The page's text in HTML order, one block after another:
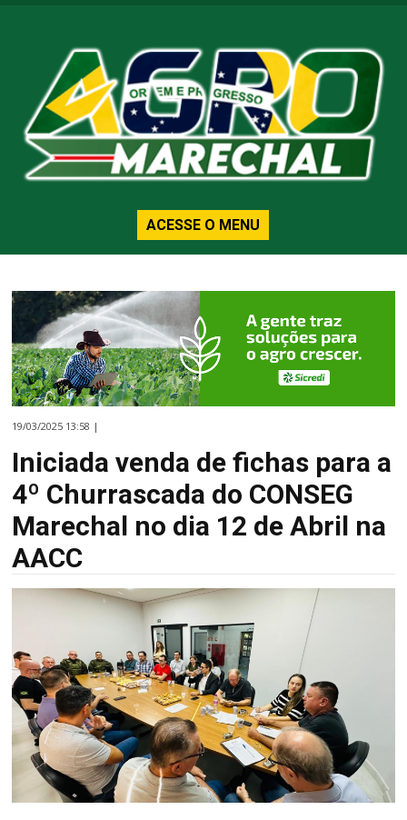
ACESSE O MENU
19/03/2025 13:58 |
Iniciada venda de fichas para a
4º Churrascada do CONSEG
Marechal no dia 12 de Abril na
AACC